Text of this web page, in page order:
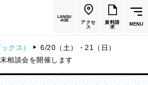
LANGU
AGE
アクセ
ス
資料請
求
MENU
クス）
6/20（土）・21（日）
相談会を開催します